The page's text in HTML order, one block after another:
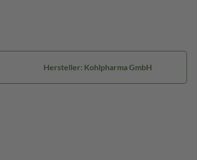
Hersteller: Kohlpharma GmbH